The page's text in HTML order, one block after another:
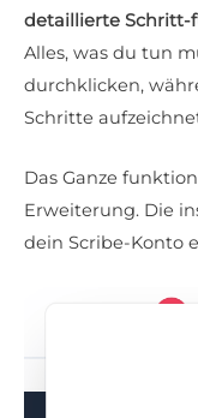
detaillierte
Alles, was du tun
durchklicken,
Schritte
Das Ganze
Erweiterung. Die
dein Scribe-Konto